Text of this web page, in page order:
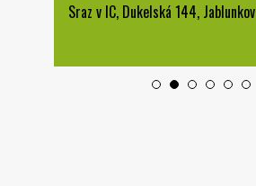
Sraz v IC, Dukelská 144, Jablunkov